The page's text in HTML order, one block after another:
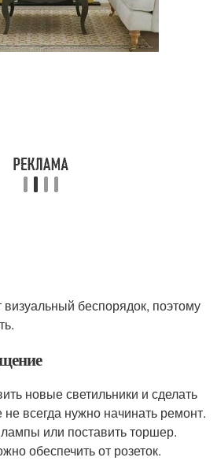
беспорядок, поэтому
новые светильники и сделать
всегда нужно начинать ремонт.
или поставить торшер.
обеспечить от розеток.